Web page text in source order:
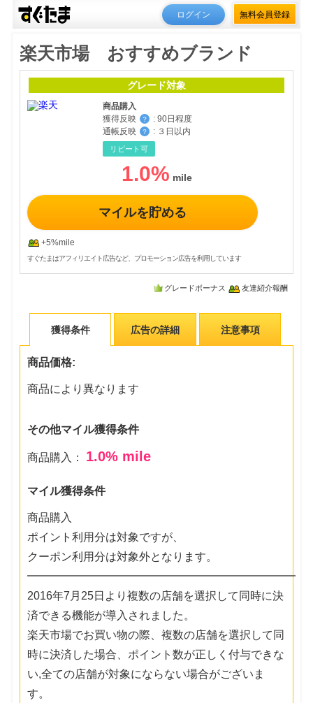
ログイン 無料会員登録
楽天市場 おすすめブランド
グレード対象
商品購入
獲得反映
？ : 90日程度
通帳反映
？ : ３日以内
リピート可
1.0%
マイルを貯める
+5%mile
すぐたまはアフィリエイト広告など、プロモーション広告を利用しています
グレードボーナス 友達紹介報酬
獲得条件 広告の詳細 注意事項
商品価格:
商品により異なります
その他マイル獲得条件
商品購入： 1.0% mile
マイル獲得条件
商品購入
ポイント利用分は対象ですが、
クーポン利用分は対象外となります。
━━━━━━━━━━━━━━━━━━━━━━━━
2016年7月25日より複数の店舗を選択して同時に決
済できる機能が導入されました。
楽天市場でお買い物の際、複数の店舗を選択して同
時に決済した場合、ポイント数が正しく付与できな
い,全ての店舗が対象にならない場合がございま
す。